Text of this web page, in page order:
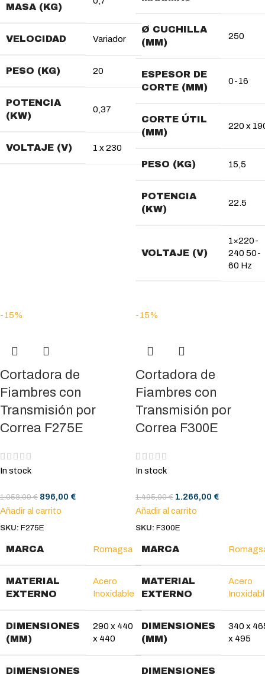
MASA (KG)
VELOCIDAD Variador
PESO (KG) 20
POTENCIA
(KW)
0,37
VOLTAJE (V) 1 x 230
Ø CUCHILLA
(MM)
250
ESPESOR DE
CORTE (MM)
0-16
CORTE ÚTIL
(MM)
220 x
PESO (KG) 15,5
POTENCIA
(KW)
22.5
VOLTAJE (V)
1×220-
240 50-
60 Hz
-15%
Cortadora de
Fiambres con
Transmisión por
Correa F275E
In stock
1.058,00€ 896,00 €
Añadir al carrito
SKU: F275E
MARCA Romagsa
MATERIAL
EXTERNO
Acero
Inoxidable
DIMENSIONES
(MM)
290 x 440
x 440
DIMENSIONES
-15%
Cortadora de
Fiambres con
Transmisión por
Correa F300E
In stock
1.495,00€ 1.266,00 €
Añadir al carrito
SKU: F300E
MARCA
MATERIAL
EXTERNO
Acero
DIMENSIONES
(MM)
340 x
x 495
DIMENSIONES